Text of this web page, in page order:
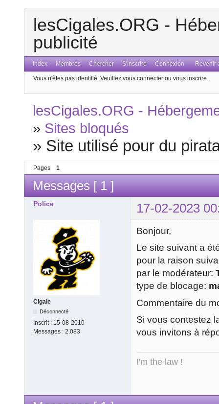
lesCigales.ORG -
publicité
Index Membres Chercher S'inscrire Connexion Revenir
Vous n'êtes pas identifié. Veuillez vous connecter ou vous inscrire.
lesCigales.ORG -
» Sites bloqués
» Site utilisé pour du
Pages 1
Messages [ 1 ]
Police 17-02-2023
Cigale
Déconnecté
Inscrit : 15-08-2010
Messages : 2.083
Bonjour,
Le site suivant a
pour la raison
par le modérateur:
type de blocage:
Commentaire du
Si vous contestez
vous invitons à
I'm the law !